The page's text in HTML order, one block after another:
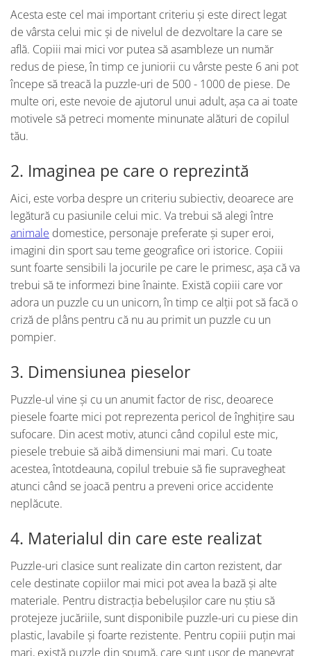
Acesta este cel mai important criteriu și este direct legat
de vârsta celui mic și de nivelul de dezvoltare la care se
află. Copiii mai mici vor putea să asambleze un număr
redus de piese, în timp ce juniorii cu vârste peste 6 ani pot
începe să treacă la puzzle-uri de 500 - 1000 de piese. De
multe ori, este nevoie de ajutorul unui adult, așa ca ai toate
motivele să petreci momente minunate alături de copilul
tău.
2. Imaginea pe care o reprezintă
Aici, este vorba despre un criteriu subiectiv, deoarece are
legătură cu pasiunile celui mic. Va trebui să alegi între
animale domestice, personaje preferate și super eroi,
imagini din sport sau teme geografice ori istorice. Copiii
sunt foarte sensibili la jocurile pe care le primesc, așa că va
trebui să te informezi bine înainte. Există copiii care vor
adora un puzzle cu un unicorn, în timp ce alții pot să facă o
criză de plâns pentru că nu au primit un puzzle cu un
pompier.
3. Dimensiunea pieselor
Puzzle-ul vine și cu un anumit factor de risc, deoarece
piesele foarte mici pot reprezenta pericol de înghițire sau
sufocare. Din acest motiv, atunci când copilul este mic,
piesele trebuie să aibă dimensiuni mai mari. Cu toate
acestea, întotdeauna, copilul trebuie să fie supravegheat
atunci când se joacă pentru a preveni orice accidente
neplăcute.
4. Materialul din care este realizat
Puzzle-uri clasice sunt realizate din carton rezistent, dar
cele destinate copiilor mai mici pot avea la bază și alte
materiale. Pentru distracția bebelușilor care nu știu să
protejeze jucăriile, sunt disponibile puzzle-uri cu piese din
plastic, lavabile și foarte rezistente. Pentru copiii puțin mai
mari, există puzzle din spumă, care sunt ușor de manevrat